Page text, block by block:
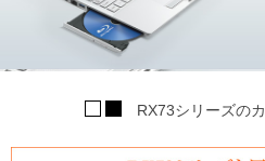
RX73シリーズの